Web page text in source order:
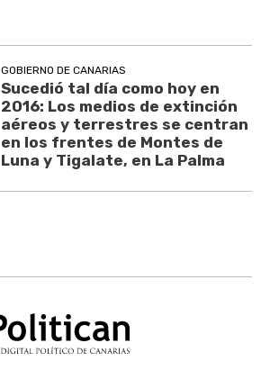
GOBIERNO DE CANARIAS
Sucedió tal día como hoy en
2016: Los medios de extinción
aéreos y terrestres se centran
en los frentes de Montes de
Luna y Tigalate, en La Palma